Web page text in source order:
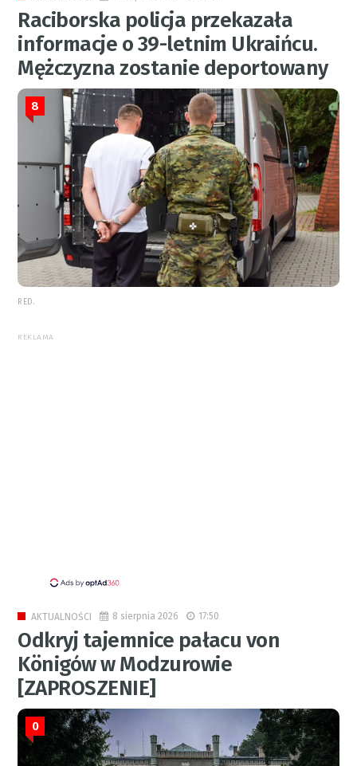
Raciborska policja przekazała
informacje o 39-letnim Ukraińcu.
Mężczyzna zostanie deportowany
8
RED.
REKLAMA
AKTUALNOŚCI 8 sierpnia 2026 17:50
Odkryj tajemnice pałacu von
Königów w Modzurowie
[ZAPROSZENIE]
0